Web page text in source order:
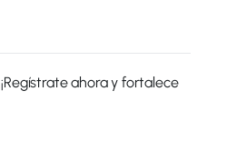
ahora y fortalece